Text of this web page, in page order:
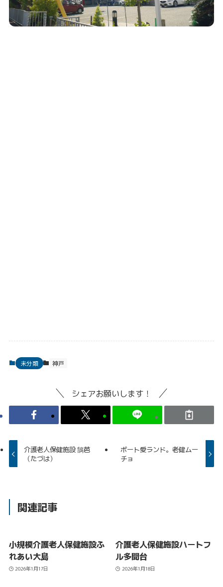
未分類 神戸
シェアお願いします！
介護老人保健施設 鵠芭
（たづは）
ポート愛ランド。老健ムー
チョ
関連記事
小規模介護老人保健施設ふ
れあい大島
2026年1月17日
介護老人保健施設ハートフ
ル多聞台
2026年1月18日